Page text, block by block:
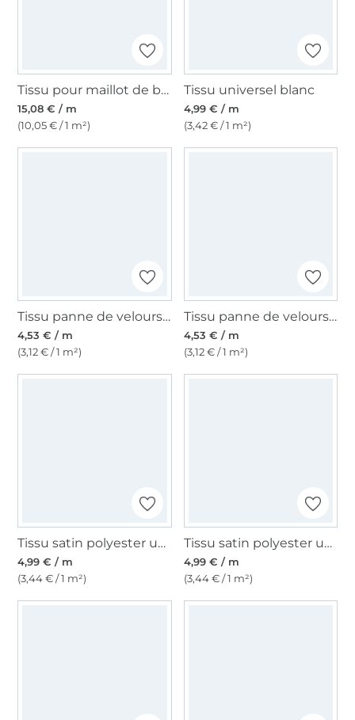
Tissu pour maillot de bain noir
15,08 € / m
(10,05 € / 1 m²)
Tissu universel blanc
4,99 € / m
(3,42 € / 1 m²)
Tissu panne de velours, vert olive
4,53 € / m
(3,12 € / 1 m²)
Tissu panne de velours, noir
4,53 € / m
(3,12 € / 1 m²)
Tissu satin polyester uni, bleu clair
4,99 € / m
(3,44 € / 1 m²)
Tissu satin polyester uni, bordeaux
4,99 € / m
(3,44 € / 1 m²)